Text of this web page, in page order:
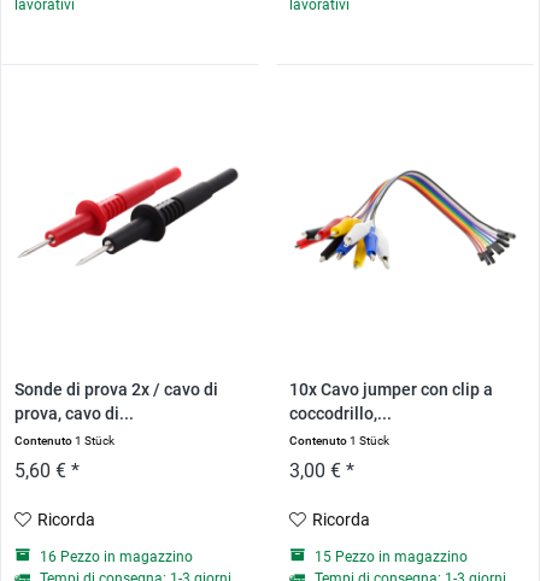
lavorativi
lavorativi
Sonde di prova 2x / cavo di
prova, cavo di...
Contenuto1 Stück
5,60 € *
Ricorda
16 Pezzo in magazzino
10x Cavo jumper con clip a
coccodrillo,...
Contenuto1 Stück
3,00 € *
Ricorda
15 Pezzo in magazzino